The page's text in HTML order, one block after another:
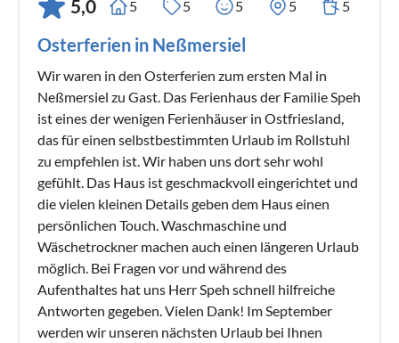
5,0 5 5 5 5 5
Osterferien in Neßmersiel
Wir waren in den Osterferien zum ersten Mal in
Neßmersiel zu Gast. Das Ferienhaus der Familie Speh
ist eines der wenigen Ferienhäuser in Ostfriesland,
das für einen selbstbestimmten Urlaub im Rollstuhl
zu empfehlen ist. Wir haben uns dort sehr wohl
gefühlt. Das Haus ist geschmackvoll eingerichtet und
die vielen kleinen Details geben dem Haus einen
persönlichen Touch. Waschmaschine und
Wäschetrockner machen auch einen längeren Urlaub
möglich. Bei Fragen vor und während des
Aufenthaltes hat uns Herr Speh schnell hilfreiche
Antworten gegeben. Vielen Dank! Im September
werden wir unseren nächsten Urlaub bei Ihnen